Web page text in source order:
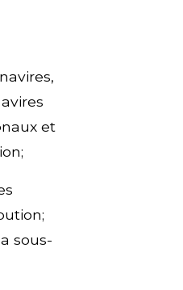
et
sous-